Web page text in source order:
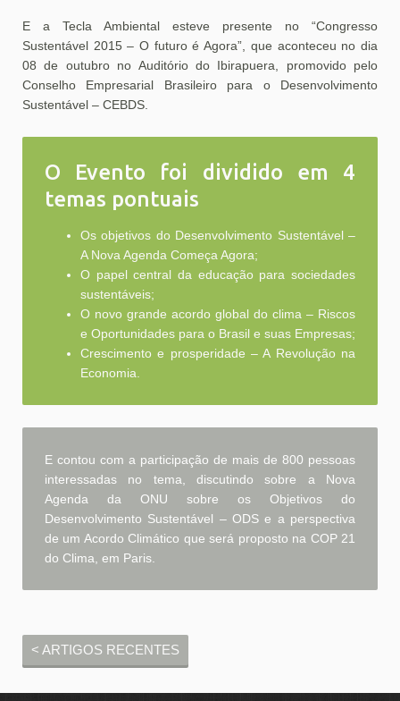
E a Tecla Ambiental esteve presente no “Congresso
Sustentável 2015 – O futuro é Agora”, que aconteceu no dia
08 de outubro no Auditório do Ibirapuera, promovido pelo
Conselho Empresarial Brasileiro para o Desenvolvimento
Sustentável – CEBDS.
O Evento foi dividido em 4
temas pontuais
Os objetivos do Desenvolvimento Sustentável –
A Nova Agenda Começa Agora;
O papel central da educação para sociedades
sustentáveis;
O novo grande acordo global do clima – Riscos
e Oportunidades para o Brasil e suas Empresas;
Crescimento e prosperidade – A Revolução na
Economia.
E contou com a participação de mais de 800 pessoas
interessadas no tema, discutindo sobre a Nova
Agenda da ONU sobre os Objetivos do
Desenvolvimento Sustentável – ODS e a perspectiva
de um Acordo Climático que será proposto na COP 21
do Clima, em Paris.
< ARTIGOS RECENTES